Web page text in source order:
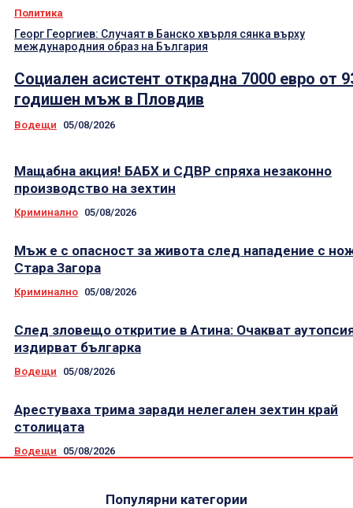
Политика
Георг Георгиев: Случаят в Банско хвърля сянка върху
международния образ на България
Социален асистент открадна 7000 евро от
годишен мъж в Пловдив
Водещи 05/08/2026
Мащабна акция! БАБХ и СДВР спряха незаконно
производство на зехтин
Криминално 05/08/2026
Мъж е с опасност за живота след нападение с
Стара Загора
Криминално 05/08/2026
След зловещо откритие в Атина: Очакват
издирват българка
Водещи 05/08/2026
Арестуваха трима заради нелегален зехтин край
столицата
Водещи 05/08/2026
Популярни категории